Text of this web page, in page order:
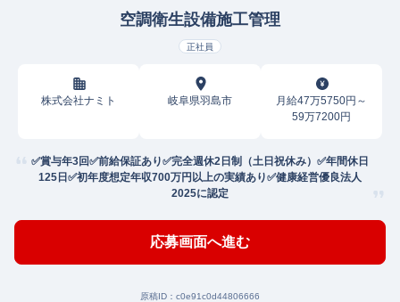
空調衛生設備施工管理
正社員
株式会社ナミト 岐阜県羽島市
月給47万5750円～
59万7200円
✅賞与年3回✅前給保証あり✅完全週休2日制（土日祝休み）✅年間休日
125日✅初年度想定年収700万円以上の実績あり✅健康経営優良法⼈
2025に認定
応募画面へ進む
原稿ID： c0e91c0d44806666